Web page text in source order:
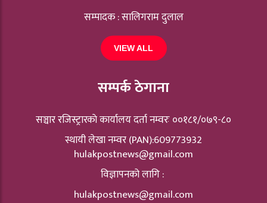
सम्पादक : सालिगराम दुलाल
VIEW ALL
सम्पर्क ठेगाना
सञ्चार रजिस्ट्रारकाे कार्यालय दर्ता नम्वरः ००१८१/०७९-८०
स्थायी लेखा नम्वर (PAN):609773932
hulakpostnews@gmail.com
विज्ञापनको लागि :
hulakpostnews@gmail.com